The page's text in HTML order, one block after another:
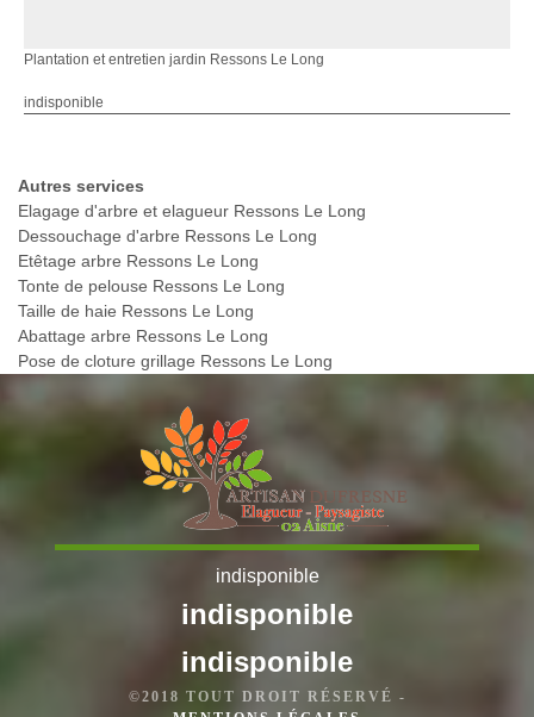
Plantation et entretien jardin Ressons Le Long
indisponible
Autres services
Elagage d'arbre et elagueur Ressons Le Long
Dessouchage d'arbre Ressons Le Long
Etêtage arbre Ressons Le Long
Tonte de pelouse Ressons Le Long
Taille de haie Ressons Le Long
Abattage arbre Ressons Le Long
Pose de cloture grillage Ressons Le Long
indisponible
indisponible
indisponible
©2018 TOUT DROIT RÉSERVÉ -